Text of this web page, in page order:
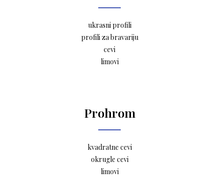
ukrasni profili
profili za bravariju
cevi
limovi
Prohrom
kvadratne cevi
okrugle cevi
limovi